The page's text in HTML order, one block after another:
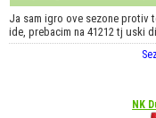
Ja sam igro ove sezone protiv
ide, prebacim na 41212 tj uski
NK